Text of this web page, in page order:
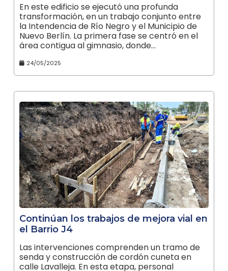
En este edificio se ejecutó una profunda
transformación, en un trabajo conjunto entre
la Intendencia de Río Negro y el Municipio de
Nuevo Berlín. La primera fase se centró en el
área contigua al gimnasio, donde…
24/05/2025
Continúan los trabajos de mejora vial en
el Barrio J4
Las intervenciones comprenden un tramo de
senda y construcción de cordón cuneta en
calle Lavalleja. En esta etapa, personal